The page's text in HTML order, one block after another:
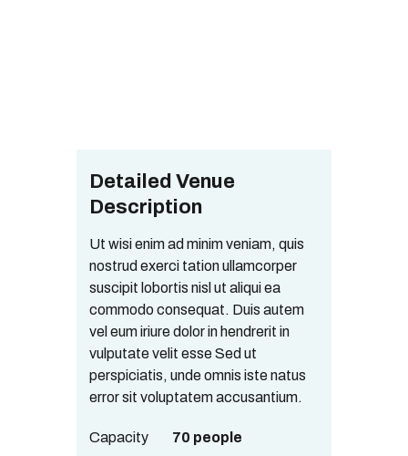
Detailed Venue
Description
Ut wisi enim ad minim veniam, quis
nostrud exerci tation ullamcorper
suscipit lobortis nisl ut aliqui ea
commodo consequat. Duis autem
vel eum iriure dolor in hendrerit in
vulputate velit esse Sed ut
perspiciatis, unde omnis iste natus
error sit voluptatem accusantium.
Capacity
70 people